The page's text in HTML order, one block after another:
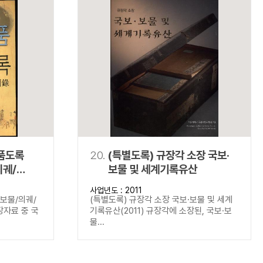
도록
궤/
물/의궤/
료 중 국
20. (특별도록) 규장각 소장 국보·
보물 및 세계기록유산
사업년도 : 2011
(특별도록) 규장각 소장 국보·보물 및 세계
기록유산(2011) 규장각에 소장된, 국보·보
물...